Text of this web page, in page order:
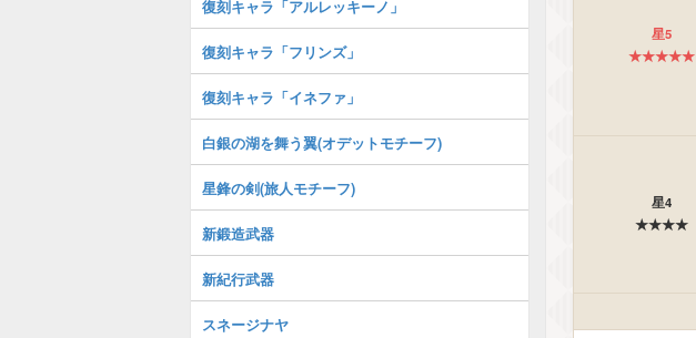
星5
★★★★★
星4
★★★★
復刻キャラ「アルレッキーノ」
復刻キャラ「フリンズ」
復刻キャラ「イネファ」
白銀の湖を舞う翼(オデットモチーフ)
星鋒の剣(旅人モチーフ)
新鍛造武器
新紀行武器
スネージナヤ